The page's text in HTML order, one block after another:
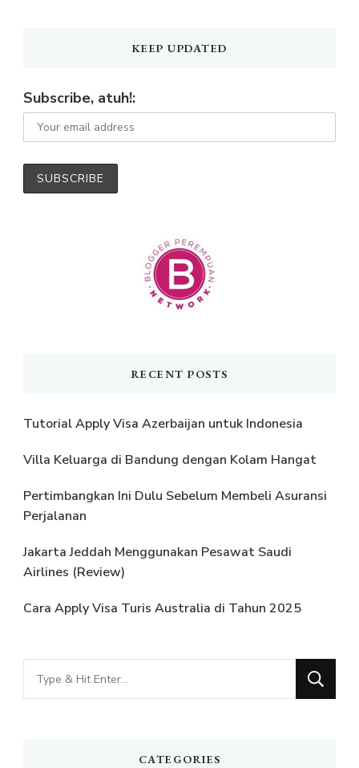
KEEP UPDATED
Subscribe, atuh!:
RECENT POSTS
Tutorial Apply Visa Azerbaijan untuk Indonesia
Villa Keluarga di Bandung dengan Kolam Hangat
Pertimbangkan Ini Dulu Sebelum Membeli Asuransi
Perjalanan
Jakarta Jeddah Menggunakan Pesawat Saudi
Airlines (Review)
Cara Apply Visa Turis Australia di Tahun 2025
Looking
for
CATEGORIES